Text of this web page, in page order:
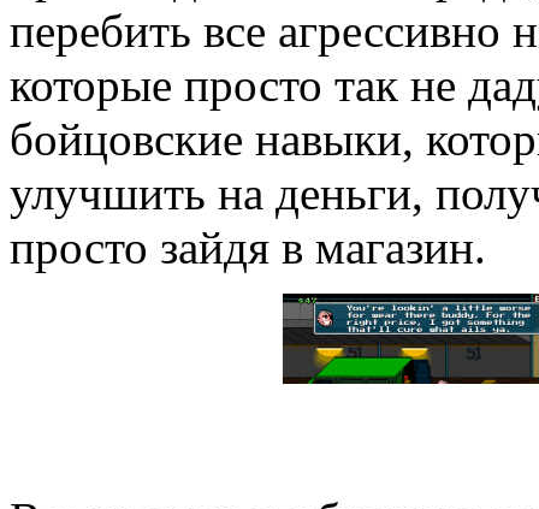
перебить все агрессивно
которые просто так не
бойцовские навыки,
улучшить на деньги,
просто зайдя в магазин.